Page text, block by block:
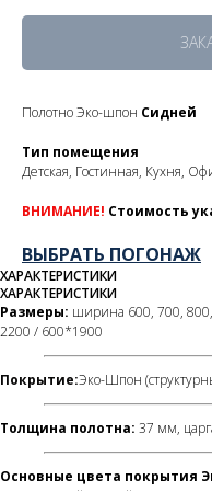
Полотно Эко-шпон Сидней
Тип помещения
Детская, Гостинная, Кухня,
ВНИМАНИЕ! Стоимость
ВЫБРАТЬ ПОГОНАЖ
ХАРАКТЕРИСТИКИ
ХАРАКТЕРИСТИКИ
Размеры: ширина 600, 700,
2200 / 600*1900
Покрытие:Эко-Шпон
Толщина полотна: 37 мм,
Основные цвета покрытия